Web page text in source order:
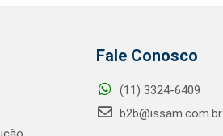
Fale Conosco
(11) 3324-6409
b2b@issam.com.br